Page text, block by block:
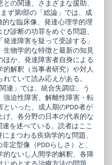
の関連、さまざまな援助、
ず第I部の「総論」では、成
的な臨床像、発達心理学的理
診断の功罪をめぐる問題、
達障害を疑って受診する」
生物学的な特徴と最新の知見
か、発達障害者自身による
解釈（当事者研究）や対人
ていて読み応えがある。
連」では、統合失調症、う
強迫性障害、解離性障害・転
いった、成人期のPDD者が
、各分野の日本の代表的な
を述べている。読者はここ
まつわる疾病学的な問題、
定型像（PDDらしさ）と、
的ないし人間学的解釈、各障